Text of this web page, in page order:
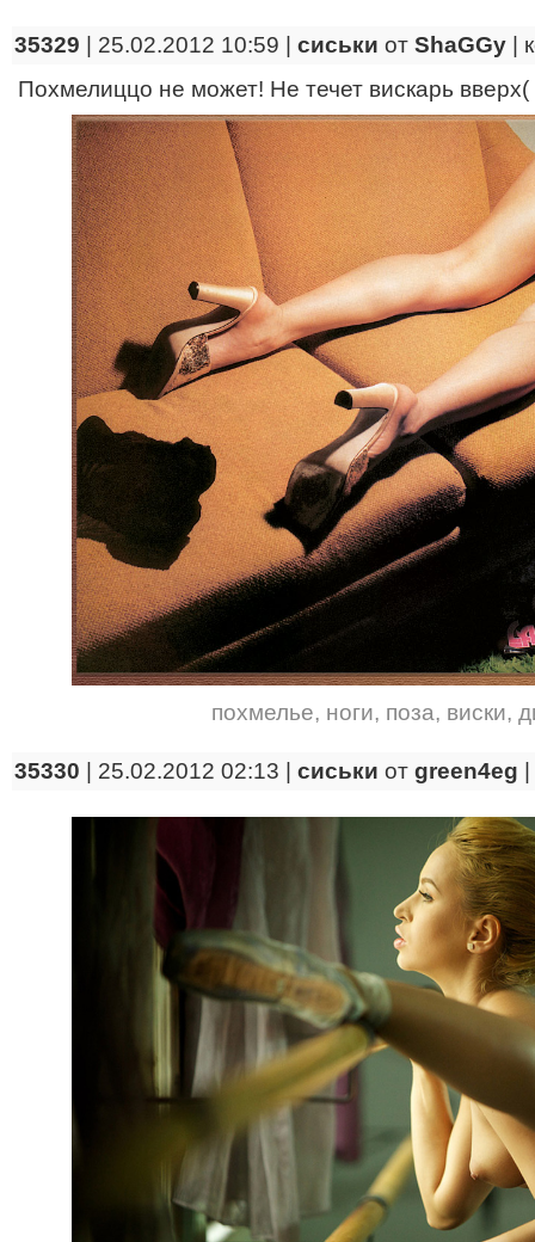
35329 | 25.02.2012 10:59 | сиськи от ShaGGy
Похмелиццо не может! Не течет вискарь
похмелье, ноги, поза, виски,
35330 | 25.02.2012 02:13 | сиськи от green4eg